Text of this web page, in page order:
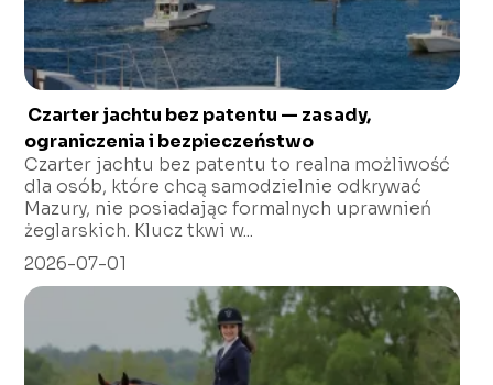
Czarter jachtu bez patentu — zasady,
ograniczenia i bezpieczeństwo
Czarter jachtu bez patentu to realna możliwość
dla osób, które chcą samodzielnie odkrywać
Mazury, nie posiadając formalnych uprawnień
żeglarskich. Klucz tkwi w...
2026-07-01